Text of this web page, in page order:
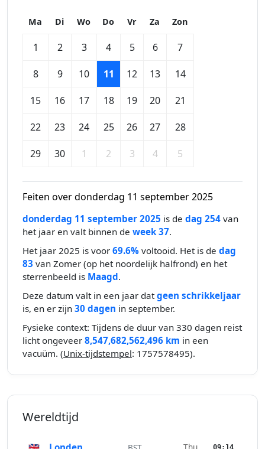
Ma Di Wo Do Vr Za Zon
1 2 3 4 5 6 7
8 9 10 11 12 13 14
15 16 17 18 19 20 21
22 23 24 25 26 27 28
29 30 1 2 3 4 5
Feiten over donderdag 11 september 2025
donderdag 11 september 2025 is de dag 254 van
het jaar en valt binnen de week 37.
Het jaar 2025 is voor 69.6% voltooid. Het is de dag
83 van Zomer (op het noordelijk halfrond) en het
sterrenbeeld is Maagd.
Deze datum valt in een jaar datgeen schrikkeljaar
is, en er zijn 30 dagen in september.
Fysieke context: Tijdens de duur van 330 dagen reist
licht ongeveer 8,547,682,562,496 km in een
vacuüm. (Unix-tijdstempel: 1757578495).
Wereldtijd